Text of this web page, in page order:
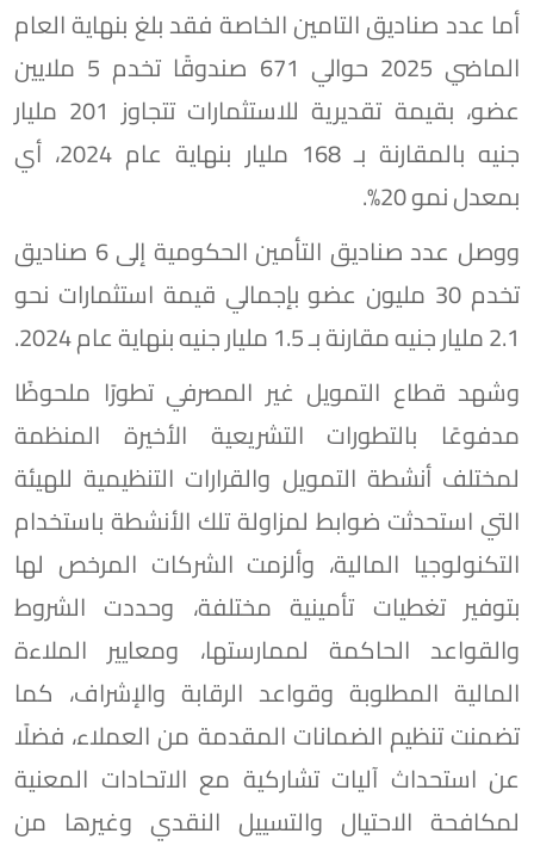
أما عدد صناديق التامين الخاصة فقد بلغ بنهاية العام
الماضي 2025 حوالي 671 صندوقًا تخدم 5 ملايين
عضو، بقيمة تقديرية للاستثمارات تتجاوز 201 مليار
جنيه بالمقارنة بـ 168 مليار بنهاية عام 2024، أي
بمعدل نمو 20%.
ووصل عدد صناديق التأمين الحكومية إلى 6 صناديق
تخدم 30 مليون عضو بإجمالي قيمة استثمارات نحو
2.1 مليار جنيه مقارنة بـ 1.5 مليار جنيه بنهاية عام 2024.
وشهد قطاع التمويل غير المصرفي تطورًا ملحوظًا
مدفوعًا بالتطورات التشريعية الأخيرة المنظمة
لمختلف أنشطة التمويل والقرارات التنظيمية للهيئة
التي استحدثت ضوابط لمزاولة تلك الأنشطة باستخدام
التكنولوجيا المالية، وألزمت الشركات المرخص لها
بتوفير تغطيات تأمينية مختلفة، وحددت الشروط
والقواعد الحاكمة لممارستها، ومعايير الملاءة
المالية المطلوبة وقواعد الرقابة والإشراف، كما
تضمنت تنظيم الضمانات المقدمة من العملاء، فضلًا
عن استحداث آليات تشاركية مع الاتحادات المعنية
لمكافحة الاحتيال والتسييل النقدي وغيرها من